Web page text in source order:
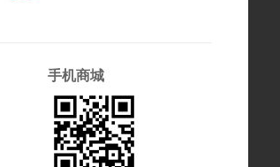
手机商城